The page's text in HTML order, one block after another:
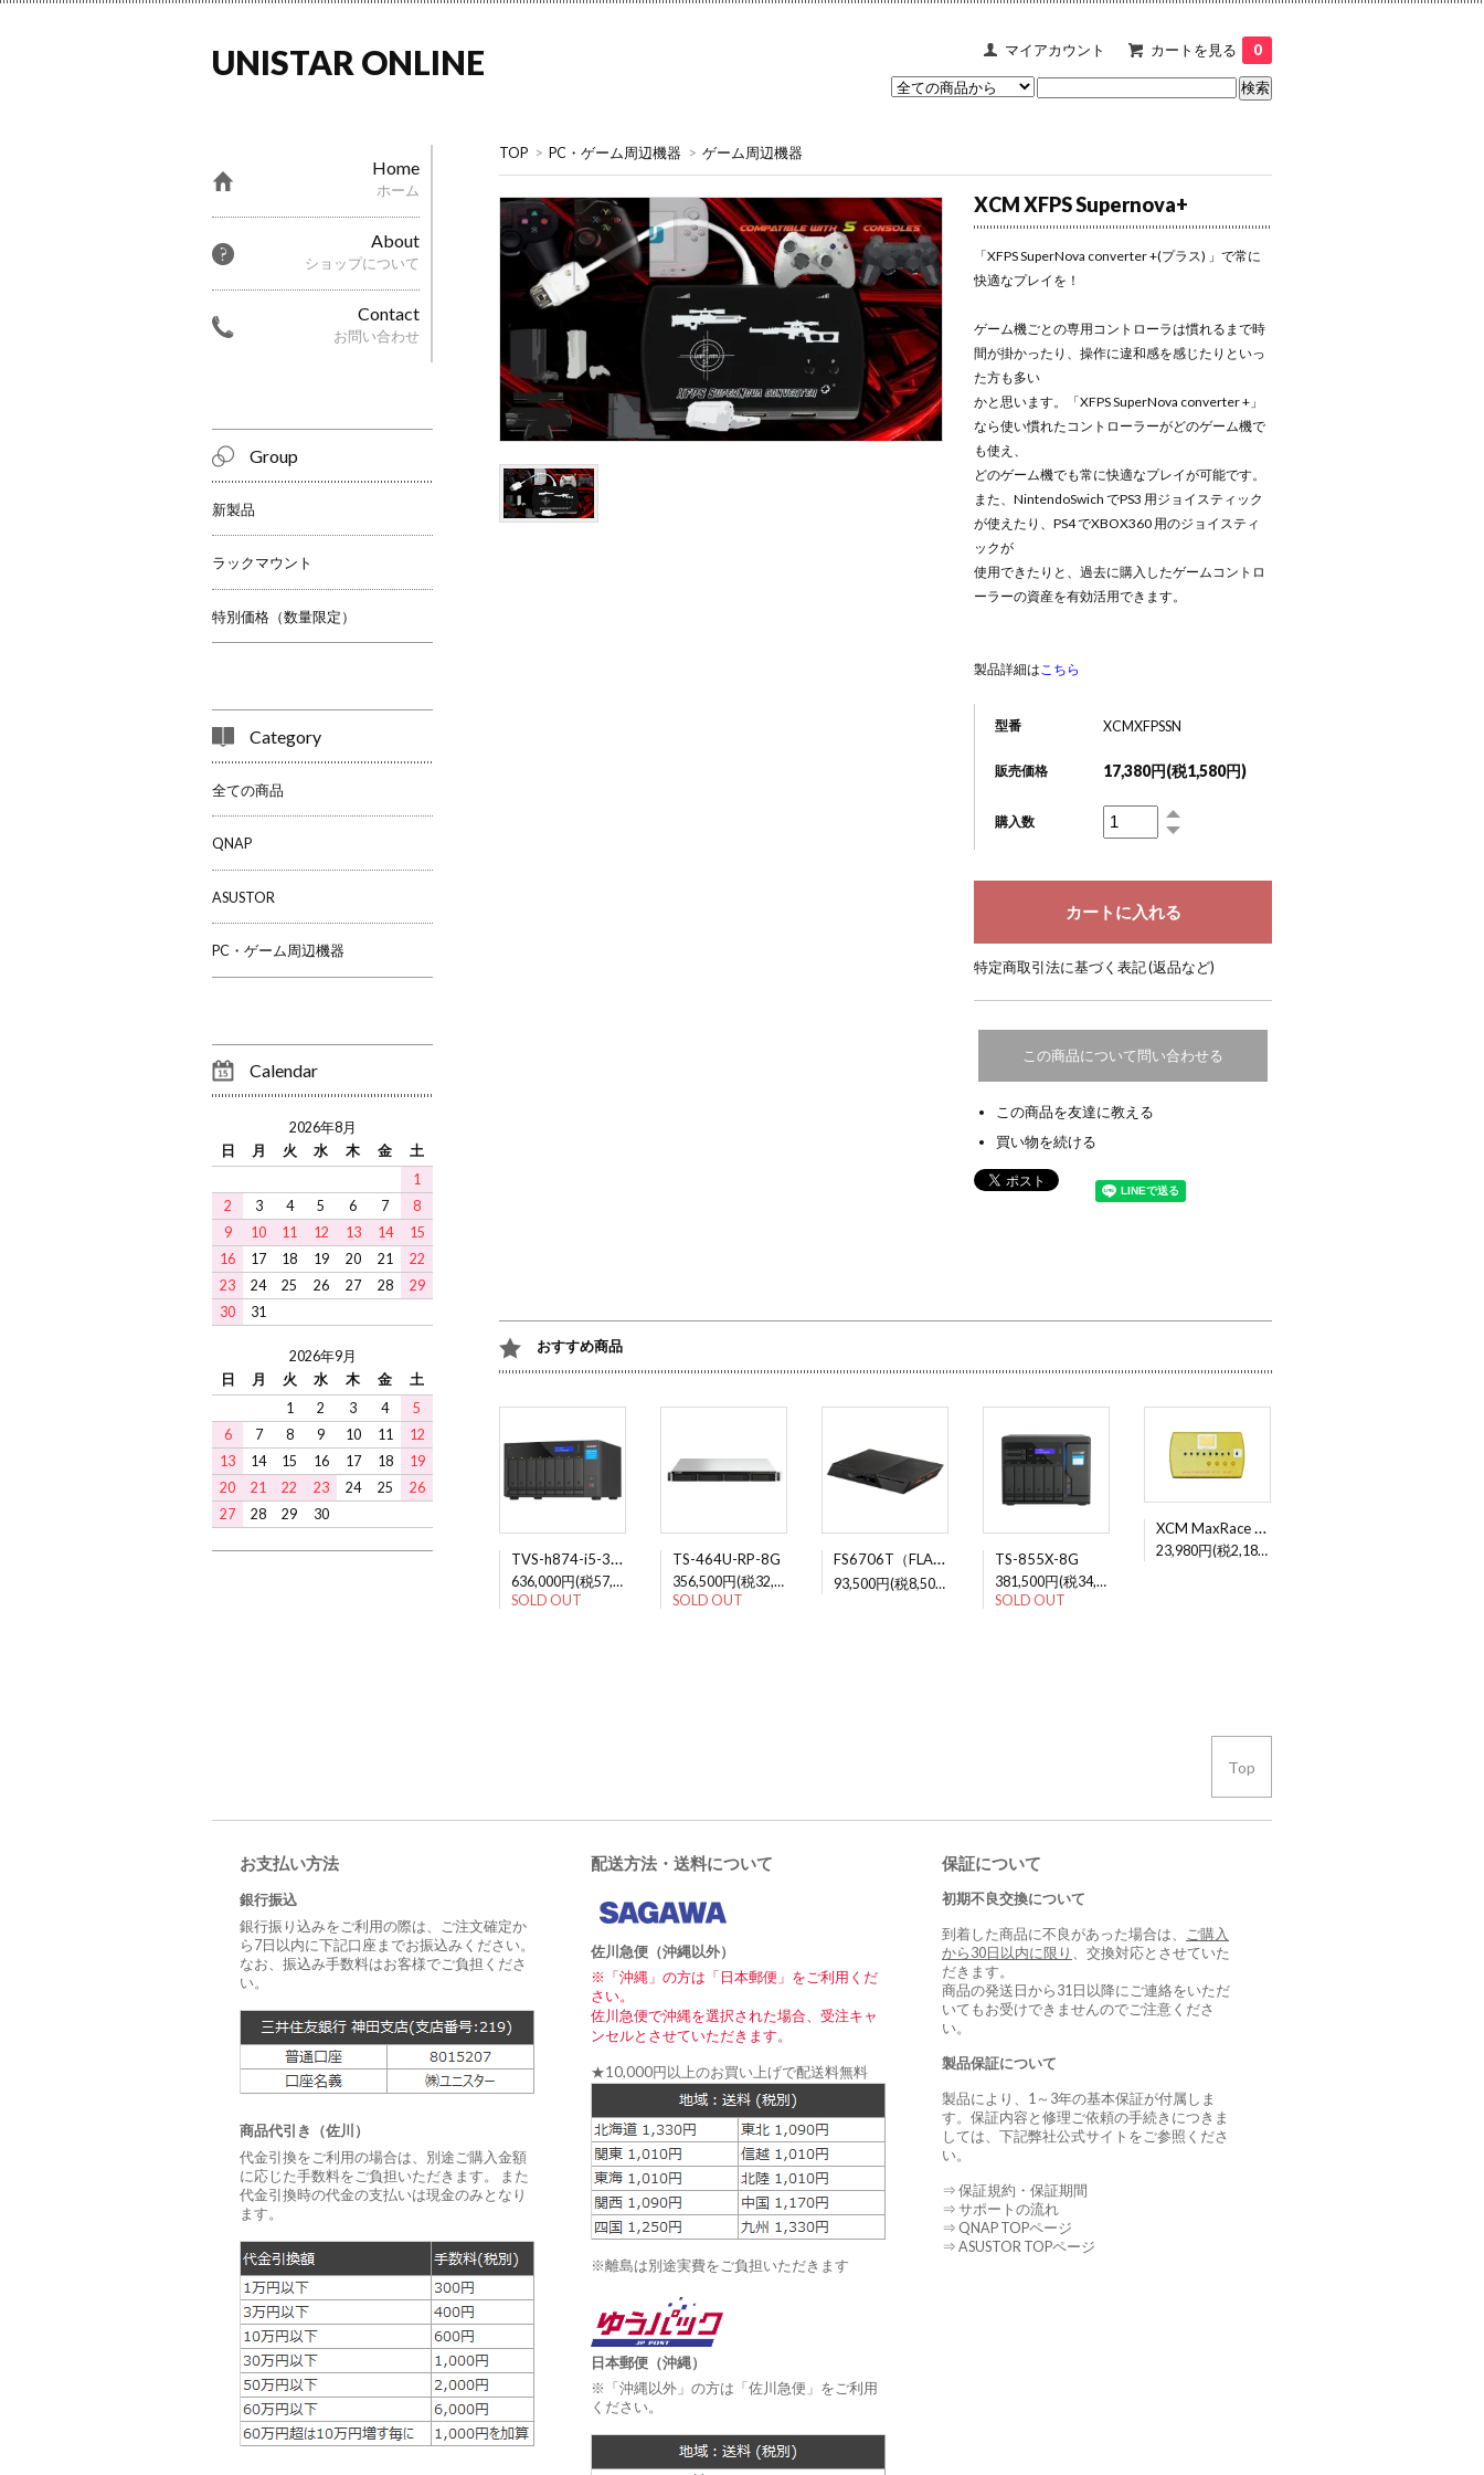
マイアカウント カートを見る 0
UNISTAR ONLINE
TOP > PC・ゲーム周辺機器 > ゲーム周辺機器
XCM XFPS Supernova+
「XFPS SuperNova converter +(プラス) 」で常に
快適なプレイを！
ゲーム機ごとの専用コントローラは慣れるまで時
間が掛かったり、操作に違和感を感じたりといっ
た方も多い
かと思います。「XFPS SuperNova converter +」
なら使い慣れたコントローラーがどのゲーム機で
も使え、
どのゲーム機でも常に快適なプレイが可能です。
また、NintendoSwich でPS3 用ジョイスティック
が使えたり、PS4 でXBOX360 用のジョイスティ
ックが
使用できたりと、過去に購入したゲームコントロ
ーラーの資産を有効活用できます。
製品詳細はこちら
型番 XCMXFPSSN
販売価格 17,380円(税1,580円)
購入数
特定商取引法に基づく表記 (返品など)
この商品について問い合わせる
この商品を友達に教える
買い物を続ける
おすすめ商品
TVS-h874-i5-32G
636,000円(税57,818円)
SOLD OUT
TS-464U-RP-8G
356,500円(税32,409円)
SOLD OUT
FS6706T（FLASHSTOR 6）
93,500円(税8,500円)
TS-855X-8G
381,500円(税34,682円)
SOLD OUT
XCM MaxRace F-1 v.7
23,980円(税2,180円)
Home
ホーム
About
ショップについて
Contact
お問い合わせ
Group
新製品
ラックマウント
特別価格（数量限定）
Category
全ての商品
QNAP
ASUSTOR
PC・ゲーム周辺機器
Calendar
2026年8月
日
月 火 水 木 金
土
1
2
3 4 5 6 7
8
9
10 11 12 13 14
15
16
17 18 19 20 21
22
23
24 25 26 27 28
29
30
31
2026年9月
日
月 火 水 木 金
土
1
2 3 4
5
6
7 8 9 10 11
12
13
14 15 16 17 18
19
20
21 22 23 24 25
26
27
28 29 30
Top
お支払い方法
銀行振込
銀行振り込みをご利用の際は、ご注文確定か
ら7日以内に下記口座までお振込みください。
なお、振込み手数料はお客様でご負担くださ
い。
商品代引き（佐川）
代金引換をご利用の場合は、別途ご購入金額
に応じた手数料をご負担いただきます。 また
代金引換時の代金の支払いは現金のみとなり
ます。
配送方法・送料について
佐川急便（沖縄以外）
※「沖縄」の方は「日本郵便」をご利用くだ
さい。
佐川急便で沖縄を選択された場合、受注キャ
ンセルとさせていただきます。
★10,000円以上のお買い上げで配送料無料
※離島は別途実費をご負担いただきます
日本郵便（沖縄）
※「沖縄以外」の方は「佐川急便」をご利用
ください。
保証について
初期不良交換について
到着した商品に不良があった場合は、 ご購入
から30日以内に限り 、交換対応とさせていた
だきます。
商品の発送日から31日以降にご連絡をいただ
いてもお受けできませんのでご注意くださ
い。
製品保証について
製品により、1～3年の基本保証が付属しま
す。保証内容と修理ご依頼の手続きにつきま
しては、下記弊社公式サイトをご参照くださ
い。
⇒ 保証規約・保証期間
⇒ サポートの流れ
⇒ QNAP TOPページ
⇒ ASUSTOR TOPページ